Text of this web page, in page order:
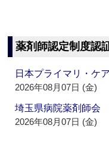
薬剤師認定制度認
日本プライマリ・
2026年08月07日 (金)
埼玉県病院薬剤師
2026年08月07日 (金)